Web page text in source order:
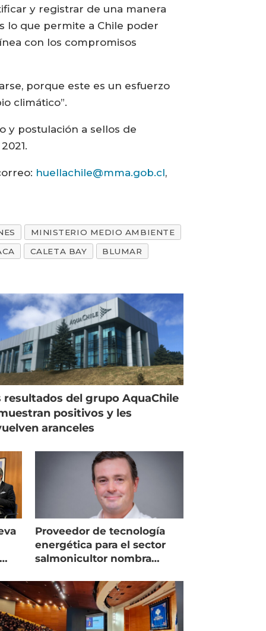
y registrar de una manera
lo que permite a Chile poder
con los compromisos
porque este es un esfuerzo
climático”.
y postulación a sellos de
huellachile@mma.gob.cl,
MINISTERIO MEDIO AMBIENTE
CALETA BAY BLUMAR
resultados del grupo AquaChile
positivos y les
aranceles
Proveedor de tecnología
energética para el sector
salmonicultor nombra